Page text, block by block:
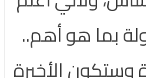
بما هو أهم..
وستكون الأخيرة